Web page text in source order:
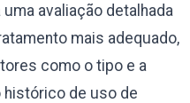
avaliação detalhada
mais adequado,
como o tipo e a
histórico de uso de